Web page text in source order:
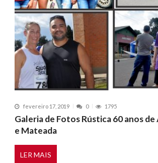
fevereiro 17, 2019 0 1795
Galeria de Fotos Rústica 60 anos
e Mateada
LER MAIS